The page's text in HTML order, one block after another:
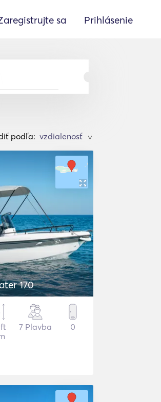
sa Prihlásenie
podľa: >
170
ft
7 Plavba 0